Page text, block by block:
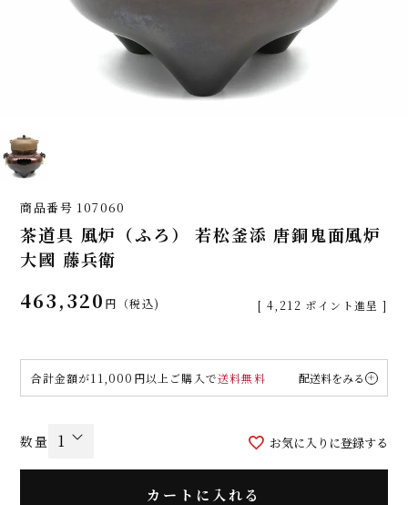
商品番号 107060
茶道具 風炉（ふろ） 若松釜添 唐銅鬼面風炉
大國 藤兵衛
463,320 税込 [ 4,212 ポイント進呈 ]
合計金額が11,000円以上ご購入で送料無料 配送料をみる
お気に入りに登録する
カートに入れる